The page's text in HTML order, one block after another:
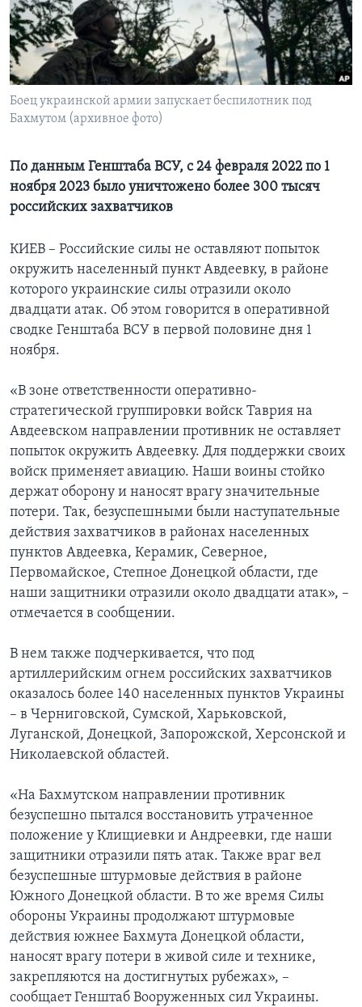
Learning English
СОЦИАЛЬНЫЕ СЕТИ
Боец украинской армии запускает беспилотник под
Бахмутом (архивное фото)
По данным Генштаба ВСУ, с 24 февраля 2022 по 1
ноября 2023 было уничтожено более 300 тысяч
российских захватчиков
КИЕВ – Российские силы не оставляют попыток
окружить населенный пункт Авдеевку, в районе
которого украинские силы отразили около
двадцати атак. Об этом говорится в оперативной
сводке Генштаба ВСУ в первой половине дня 1
ноября.
«В зоне ответственности оперативно-
стратегической группировки войск Таврия на
Авдеевском направлении противник не оставляет
попыток окружить Авдеевку. Для поддержки своих
войск применяет авиацию. Наши воины стойко
держат оборону и наносят врагу значительные
потери. Так, безуспешными были наступательные
действия захватчиков в районах населенных
пунктов Авдеевка, Керамик, Северное,
Первомайское, Степное Донецкой области, где
наши защитники отразили около двадцати атак», –
отмечается в сообщении.
В нем также подчеркивается, что под
артиллерийским огнем российских захватчиков
оказалось более 140 населенных пунктов Украины
– в Черниговской, Сумской, Харьковской,
Луганской, Донецкой, Запорожской, Херсонской и
Николаевской областей.
«На Бахмутском направлении противник
безуспешно пытался восстановить утраченное
положение у Клищиевки и Андреевки, где наши
защитники отразили пять атак. Также враг вел
безуспешные штурмовые действия в районе
Южного Донецкой области. В то же время Силы
обороны Украины продолжают штурмовые
действия южнее Бахмута Донецкой области,
наносят врагу потери в живой силе и технике,
закрепляются на достигнутых рубежах», –
сообщает Генштаб Вооруженных сил Украины.